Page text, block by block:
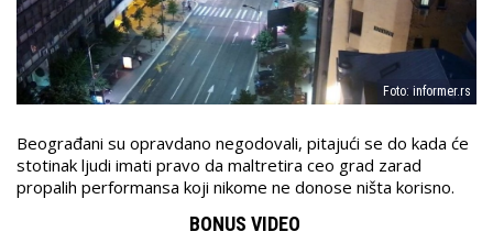
Foto: informer.rs
Beograđani su opravdano negodovali, pitajući se do kada će
stotinak ljudi imati pravo da maltretira ceo grad zarad
propalih performansa koji nikome ne donose ništa korisno.
BONUS VIDEO